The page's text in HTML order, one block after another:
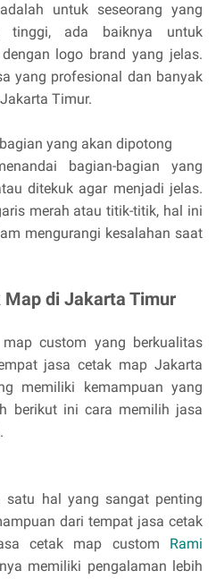
untuk seseorang yang
tinggi, ada baiknya untuk
logo brand yang jelas.
yang profesional dan banyak
Timur.
yang akan dipotong
bagian-bagian yang
ditekuk agar menjadi jelas.
merah atau titik-titik, hal ini
mengurangi kesalahan saat
di Jakarta Timur
custom yang berkualitas
jasa cetak map Jakarta
memiliki kemampuan yang
berikut ini cara memilih jasa
satu hal yang sangat penting
dari tempat jasa cetak
cetak map custom Rami
memiliki pengalaman lebih